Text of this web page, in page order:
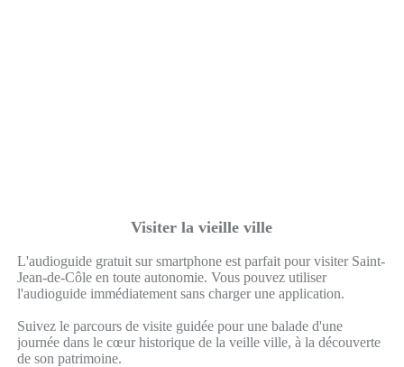
Visiter la vieille ville
L'audioguide gratuit sur smartphone est parfait pour visiter Saint-
Jean-de-Côle en toute autonomie. Vous pouvez utiliser
l'audioguide immédiatement sans charger une application.
Suivez le parcours de visite guidée pour une balade d'une
journée dans le cœur historique de la veille ville, à la découverte
de son patrimoine.